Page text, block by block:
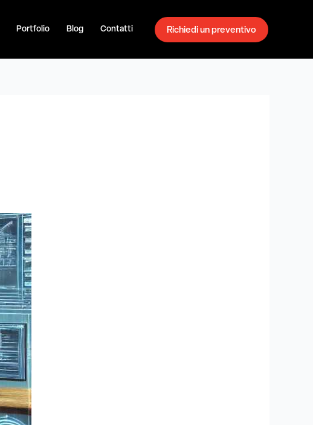
Portfolio Blog Contatti Richiedi un preventivo